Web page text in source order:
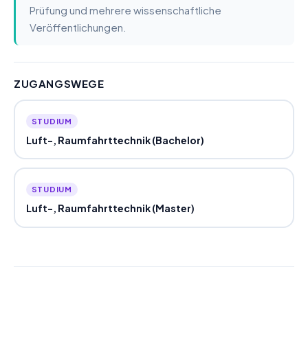
Prüfung und mehrere wissenschaftliche
Veröffentlichungen.
ZUGANGSWEGE
STUDIUM
Luft-, Raumfahrttechnik (Bachelor)
STUDIUM
Luft-, Raumfahrttechnik (Master)